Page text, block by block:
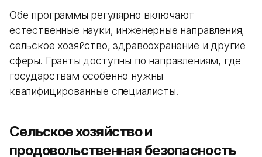
Обе программы регулярно включают
естественные науки, инженерные направления,
сельское хозяйство, здравоохранение и другие
сферы. Гранты доступны по направлениям, где
государствам особенно нужны
квалифицированные специалисты.
Сельское хозяйство и
продовольственная безопасность